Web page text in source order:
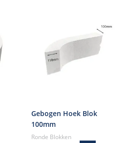
Gebogen Hoek Blok
100mm
Ronde Blokken